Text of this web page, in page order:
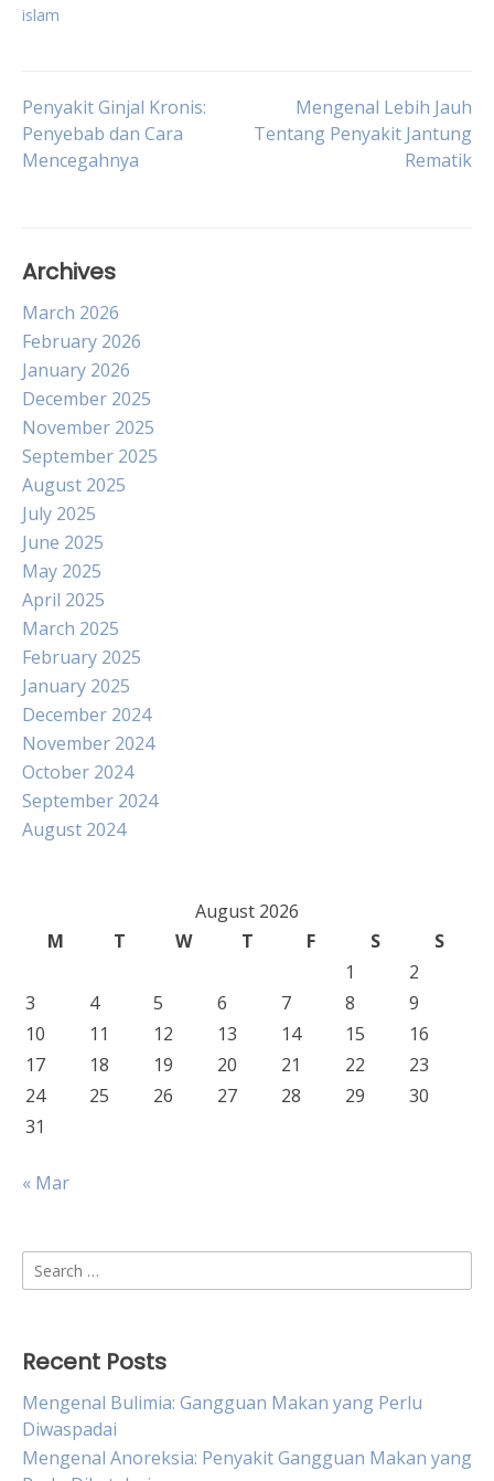
islam
Post
navigation
Penyakit Ginjal Kronis:
Penyebab dan Cara
Mencegahnya
Mengenal Lebih Jauh
Tentang Penyakit Jantung
Rematik
Archives
March 2026
February 2026
January 2026
December 2025
November 2025
September 2025
August 2025
July 2025
June 2025
May 2025
April 2025
March 2025
February 2025
January 2025
December 2024
November 2024
October 2024
September 2024
August 2024
August 2026
M
T W T F S
S
1
2
3
4 5 6 7 8
9
10
11 12 13 14 15
16
17
18 19 20 21 22
23
24
25 26 27 28 29
30
31
« Mar
Search
for:
Recent Posts
Mengenal Bulimia: Gangguan Makan yang Perlu
Diwaspadai
Mengenal Anoreksia: Penyakit Gangguan Makan yang